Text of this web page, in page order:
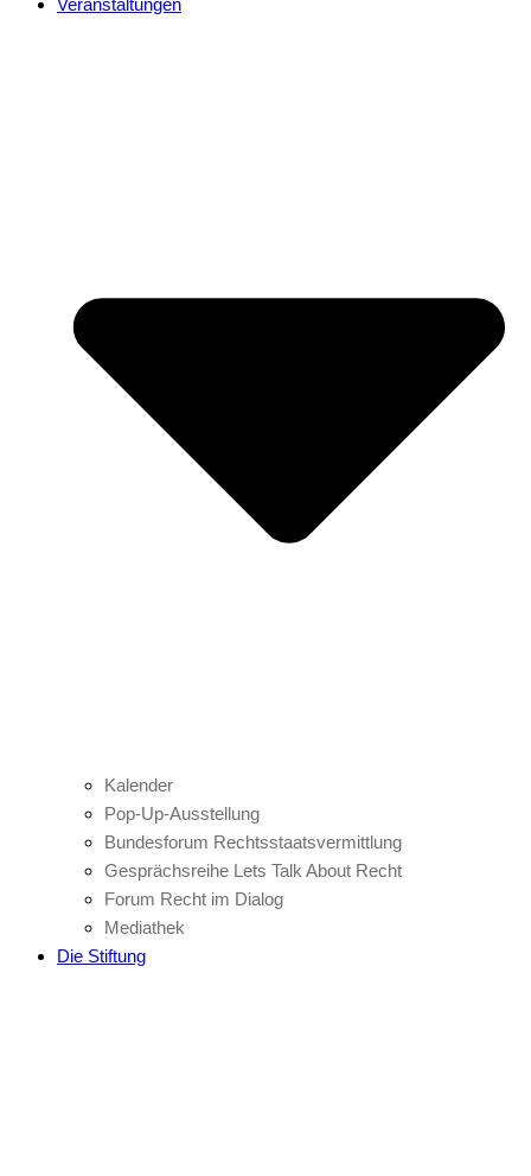
Veranstaltungen
Kalender
Pop-Up-Ausstellung
Bundesforum Rechtsstaatsvermittlung
Gesprächsreihe Lets Talk About Recht
Forum Recht im Dialog
Mediathek
Die Stiftung